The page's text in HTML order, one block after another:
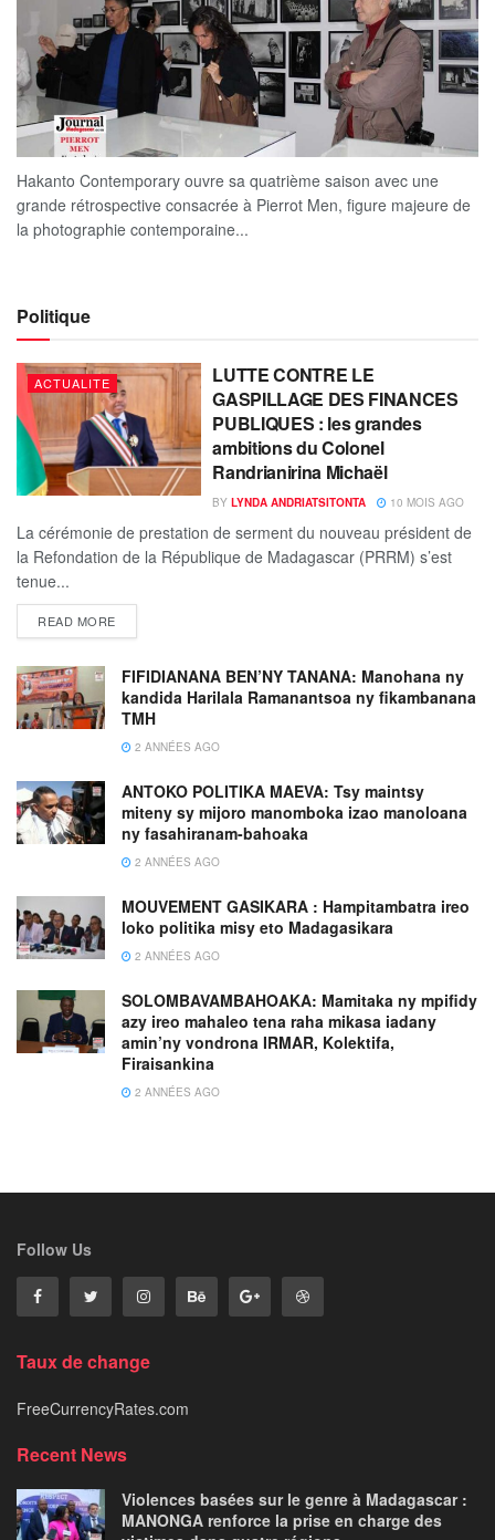
Hakanto Contemporary ouvre sa quatrième saison avec une
grande rétrospective consacrée à Pierrot Men, figure majeure de
la photographie contemporaine...
Politique
ACTUALITE
LUTTE CONTRE LE
GASPILLAGE DES FINANCES
PUBLIQUES : les grandes
ambitions du Colonel
Randrianirina Michaël
BY LYNDA ANDRIATSITONTA 10 MOIS AGO
La cérémonie de prestation de serment du nouveau président de
la Refondation de la République de Madagascar (PRRM) s’est
tenue...
READ MORE
FIFIDIANANA BEN’NY TANANA: Manohana ny
kandida Harilala Ramanantsoa ny fikambanana
TMH
2 ANNÉES AGO
ANTOKO POLITIKA MAEVA: Tsy maintsy
miteny sy mijoro manomboka izao manoloana
ny fasahiranam-bahoaka
2 ANNÉES AGO
MOUVEMENT GASIKARA : Hampitambatra ireo
loko politika misy eto Madagasikara
2 ANNÉES AGO
SOLOMBAVAMBAHOAKA: Mamitaka ny mpifidy
azy ireo mahaleo tena raha mikasa iadany
amin’ny vondrona IRMAR, Kolektifa,
Firaisankina
2 ANNÉES AGO
Follow Us
Taux de change
FreeCurrencyRates.com
Recent News
Violences basées sur le genre à Madagascar :
MANONGA renforce la prise en charge des